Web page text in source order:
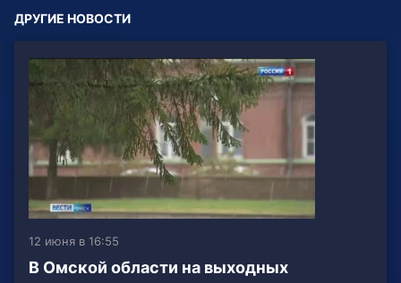
ДРУГИЕ НОВОСТИ
12 июня в 16:55
В Омской области на выходных